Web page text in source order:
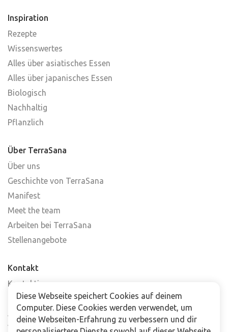
Inspiration
Rezepte
Wissenswertes
Alles über asiatisches Essen
Alles über japanisches Essen
Biologisch
Nachhaltig
Pflanzlich
Über TerraSana
Über uns
Geschichte von TerraSana
Manifest
Meet the team
Arbeiten bei TerraSana
Stellenangebote
Kontakt
Kontaktiere uns
Häufig gestellte Fragen
Abonniere unseren Newsletter
Verkaufsstellen
Diese Webseite speichert Cookies auf deinem
Computer. Diese Cookies werden verwendet, um
deine Webseiten-Erfahrung zu verbessern und dir